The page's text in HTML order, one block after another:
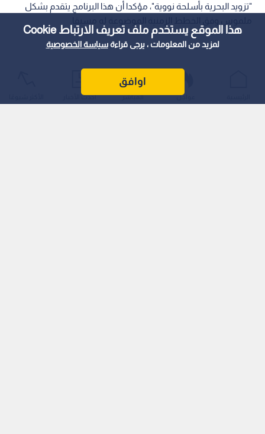
هذا الموقع يستخدم ملف تعريف الارتباط Cookie
لمزيد من المعلومات ، يرجى قراءةسياسة الخصوصية
اوافق
"تزويد البحرية بأسلحة نووية"، مؤكدا أن هذا البرنامج يتقدم بشكل
عواجل المباشر أحدث الأخبار